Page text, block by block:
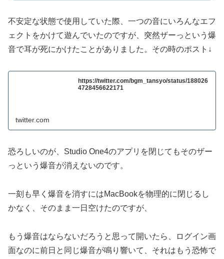
不安定な状態で使用していた際、一つの音にいろんなエフ
ェクトをかけて遊んでいたのですが、突然ザーっという爆
音で耳が死にかけたことがありました。その時のポスト↓
https://twitter.com/bgm_tansyo/status/188026
4728456622171
twitter.com
恐ろしいのが、Studio One4のアプリを閉じてもそのザー
っという爆音が消えないのです。
一刻も早く爆音を消すにはMacBookを物理的に閉じるし
かなく、そのまま一日空けたのですが、
もう爆音はならないだろうと思って開いたら、ログイン画
面なのに前日と同じ爆音が鳴り響いて、それはもう恐怖で